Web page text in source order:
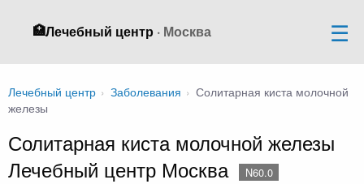
🏥Лечебный центр · Москва
Лечебный центр › Заболевания › Солитарная киста молочной
железы
Солитарная киста молочной железы
Лечебный центр Москва
N60.0